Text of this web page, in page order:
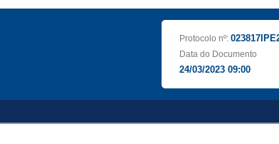
Protocolo nº:
Data do Documento
24/03/2023 09:00